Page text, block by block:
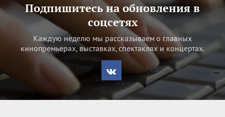
Подпишитесь на обновления в
соцсетях
Каждую неделю мы рассказываем о главных
кинопремьерах, выставках, спектаклях и концертах.